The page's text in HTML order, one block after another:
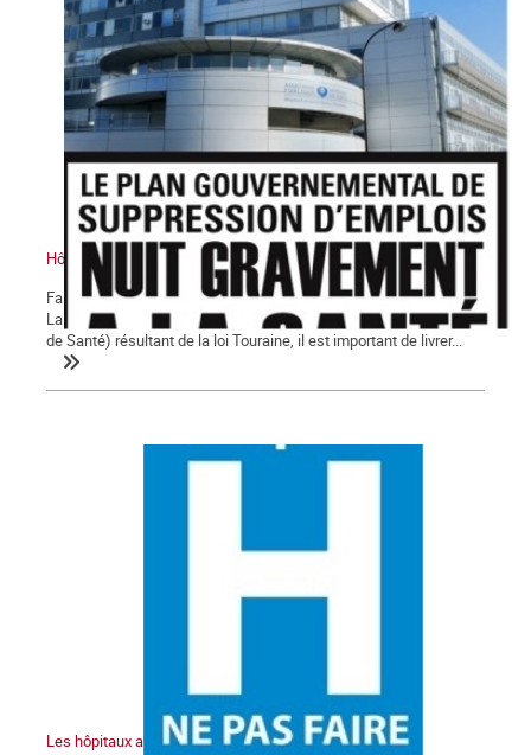
Hôpitaux en danger !
Faisant suite aux articles publiés dans les derniers numéros de
La Commune à propos des G.H.T (Groupements de Territoire et
de Santé) résultant de la loi Touraine, il est important de livrer...
Les hôpitaux au bord de l’explosion